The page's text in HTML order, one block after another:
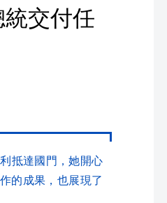
交付任
抵達國門，她開心
的成果，也展現了